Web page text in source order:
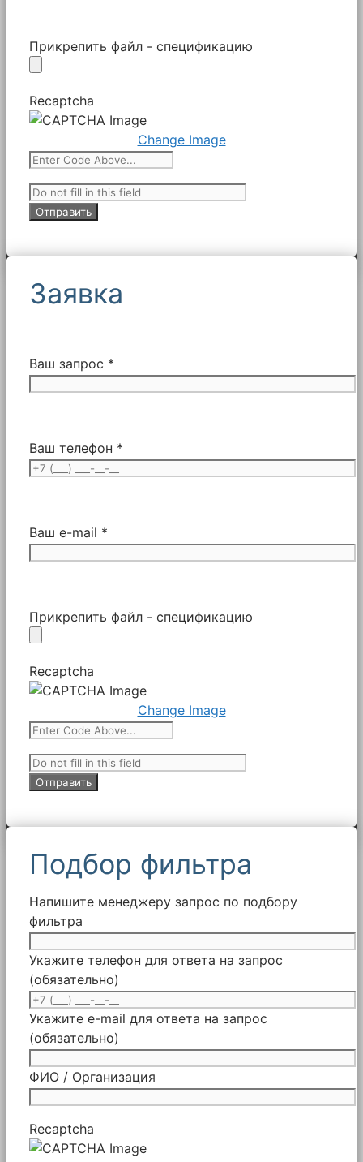
Прикрепить файл - спецификацию
Recaptcha
Change Image
Заявка
Ваш запрос *
Ваш телефон *
Ваш e-mail *
Прикрепить файл - спецификацию
Recaptcha
Change Image
Подбор фильтра
Напишите менеджеру запрос по подбору
фильтра
Укажите телефон для ответа на запрос
(обязательно)
Укажите e-mail для ответа на запрос
(обязательно)
ФИО / Организация
Recaptcha